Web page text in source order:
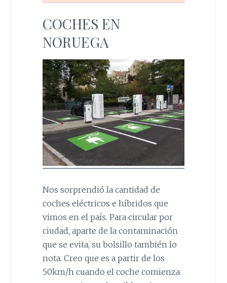
COCHES EN
NORUEGA
Nos sorprendió la cantidad de
coches eléctricos e híbridos que
vimos en el país. Para circular por
ciudad, aparte de la contaminación
que se evita, su bolsillo también lo
nota. Creo que es a partir de los
50km/h cuando el coche comienza